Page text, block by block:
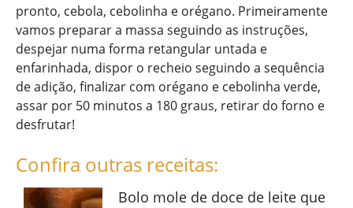
pronto, cebola, cebolinha e orégano. Primeiramente
vamos preparar a massa seguindo as instruções,
despejar numa forma retangular untada e
enfarinhada, dispor o recheio seguindo a sequência
de adição, finalizar com orégano e cebolinha verde,
assar por 50 minutos a 180 graus, retirar do forno e
desfrutar!
Confira outras receitas:
Bolo mole de doce de leite que